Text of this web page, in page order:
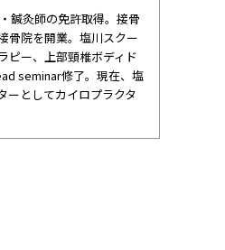
鍼灸師の免許取得。接骨
骨院を開業。塩川スクー
ピー、上部頸椎ボディド
seminar修了。現在、塩
ーとしてカイロプラクタ